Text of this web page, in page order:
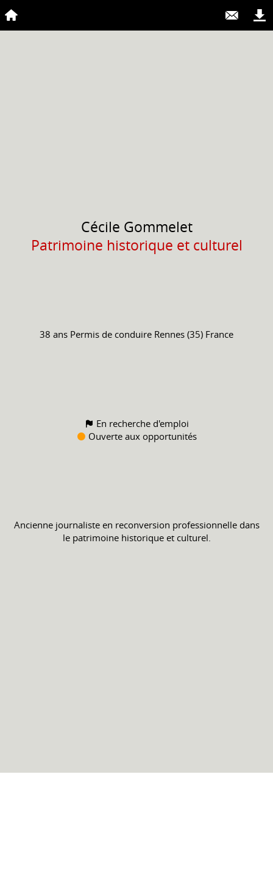
Cécile Gommelet
Patrimoine historique et culturel
38 ans Permis de conduire Rennes (35) France
En recherche d'emploi
Ouverte aux opportunités
Ancienne journaliste en reconversion professionnelle dans
le patrimoine historique et culturel.